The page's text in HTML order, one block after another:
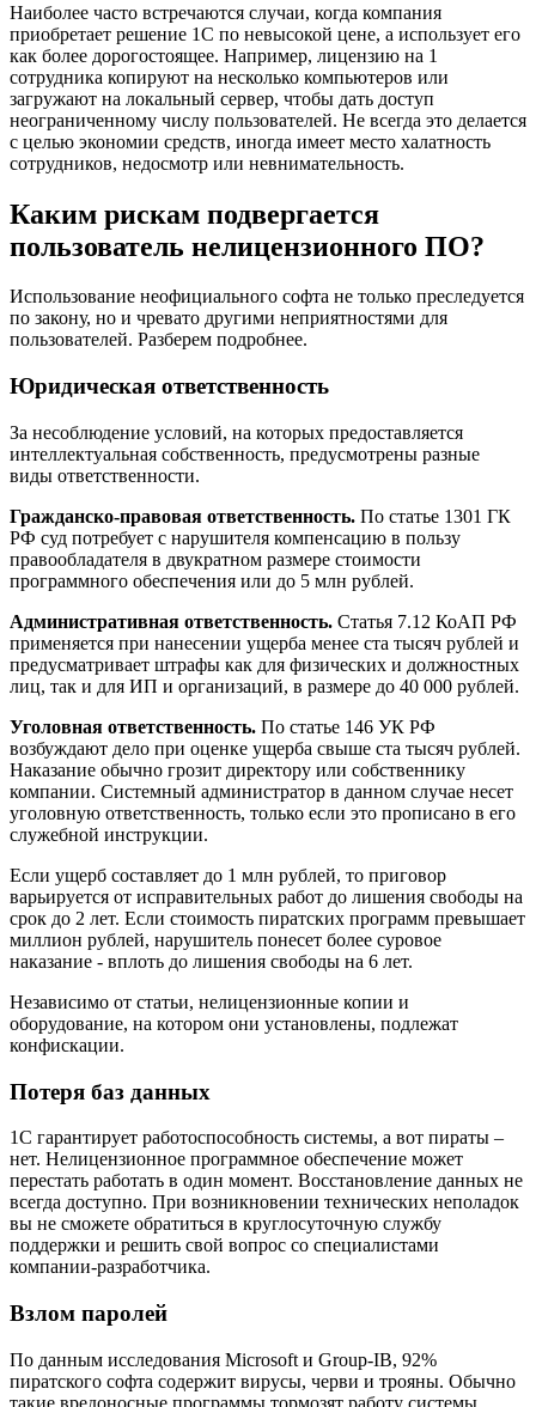
Наиболее часто встречаются случаи, когда компания
приобретает решение 1С по невысокой цене, а использует его
как более дорогостоящее. Например, лицензию на 1
сотрудника копируют на несколько компьютеров или
загружают на локальный сервер, чтобы дать доступ
неограниченному числу пользователей. Не всегда это делается
с целью экономии средств, иногда имеет место халатность
сотрудников, недосмотр или невнимательность.
Каким рискам подвергается
пользователь нелицензионного ПО?
Использование неофициального софта не только преследуется
по закону, но и чревато другими неприятностями для
пользователей. Разберем подробнее.
Юридическая ответственность
За несоблюдение условий, на которых предоставляется
интеллектуальная собственность, предусмотрены разные
виды ответственности.
Гражданско-правовая ответственность. По статье 1301 ГК
РФ суд потребует с нарушителя компенсацию в пользу
правообладателя в двукратном размере стоимости
программного обеспечения или до 5 млн рублей.
Административная ответственность. Статья 7.12 КоАП РФ
применяется при нанесении ущерба менее ста тысяч рублей и
предусматривает штрафы как для физических и должностных
лиц, так и для ИП и организаций, в размере до 40 000 рублей.
Уголовная ответственность. По статье 146 УК РФ
возбуждают дело при оценке ущерба свыше ста тысяч рублей.
Наказание обычно грозит директору или собственнику
компании. Системный администратор в данном случае несет
уголовную ответственность, только если это прописано в его
служебной инструкции.
Если ущерб составляет до 1 млн рублей, то приговор
варьируется от исправительных работ до лишения свободы на
срок до 2 лет. Если стоимость пиратских программ превышает
миллион рублей, нарушитель понесет более суровое
наказание - вплоть до лишения свободы на 6 лет.
Независимо от статьи, нелицензионные копии и
оборудование, на котором они установлены, подлежат
конфискации.
Потеря баз данных
1С гарантирует работоспособность системы, а вот пираты –
нет. Нелицензионное программное обеспечение может
перестать работать в один момент. Восстановление данных не
всегда доступно. При возникновении технических неполадок
вы не сможете обратиться в круглосуточную службу
поддержки и решить свой вопрос со специалистами
компании-разработчика.
Взлом паролей
По данным исследования Microsoft и Group-IB, 92%
пиратского софта содержит вирусы, черви и трояны. Обычно
такие вредоносные программы тормозят работу системы,